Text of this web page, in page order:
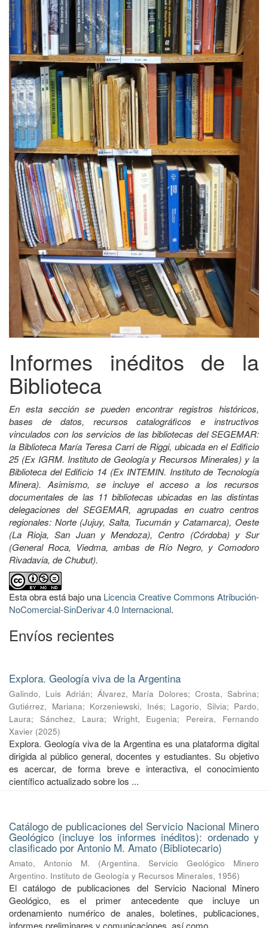
Informes inéditos de la
Biblioteca
En esta sección se pueden encontrar registros históricos,
bases de datos, recursos catalográficos e instructivos
vinculados con los servicios de las bibliotecas del SEGEMAR:
la Biblioteca María Teresa Carri de Riggi, ubicada en el Edificio
25 (Ex IGRM. Instituto de Geología y Recursos Minerales) y la
Biblioteca del Edificio 14 (Ex INTEMIN. Instituto de Tecnología
Minera). Asimismo, se incluye el acceso a los recursos
documentales de las 11 bibliotecas ubicadas en las distintas
delegaciones del SEGEMAR, agrupadas en cuatro centros
regionales: Norte (Jujuy, Salta, Tucumán y Catamarca), Oeste
(La Rioja, San Juan y Mendoza), Centro (Córdoba) y Sur
(General Roca, Viedma, ambas de Río Negro, y Comodoro
Rivadavia, de Chubut).
Esta obra está bajo una Licencia Creative Commons Atribución-
NoComercial-SinDerivar 4.0 Internacional.
Envíos recientes
Explora. Geología viva de la Argentina
Galindo, Luis Adrián; Álvarez, María Dolores;Crosta, Sabrina;
Gutiérrez, Mariana; Korzeniewski, Inés; Lagorio, Silvia; Pardo,
Laura; Sánchez, Laura; Wright, Eugenia; Pereira, Fernando
Xavier (2025)
Explora. Geología viva de la Argentina es una plataforma digital
dirigida al público general, docentes y estudiantes. Su objetivo
es acercar, de forma breve e interactiva, el conocimiento
científico actualizado sobre los ...
Catálogo de publicaciones del Servicio Nacional Minero
Geológico (incluye los informes inéditos): ordenado y
clasificado por Antonio M. Amato (Bibliotecario)
Amato, Antonio M. (Argentina. Servicio Geológico Minero
Argentino. Instituto de Geología y Recursos Minerales, 1956)
El catálogo de publicaciones del Servicio Nacional Minero
Geológico, es el primer antecedente que incluye un
ordenamiento numérico de anales, boletines, publicaciones,
informes preliminares y comunicaciones, así como ...